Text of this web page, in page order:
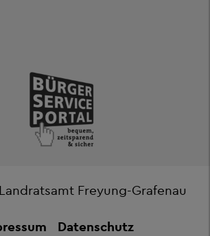
Freyung-Grafenau
Datenschutz